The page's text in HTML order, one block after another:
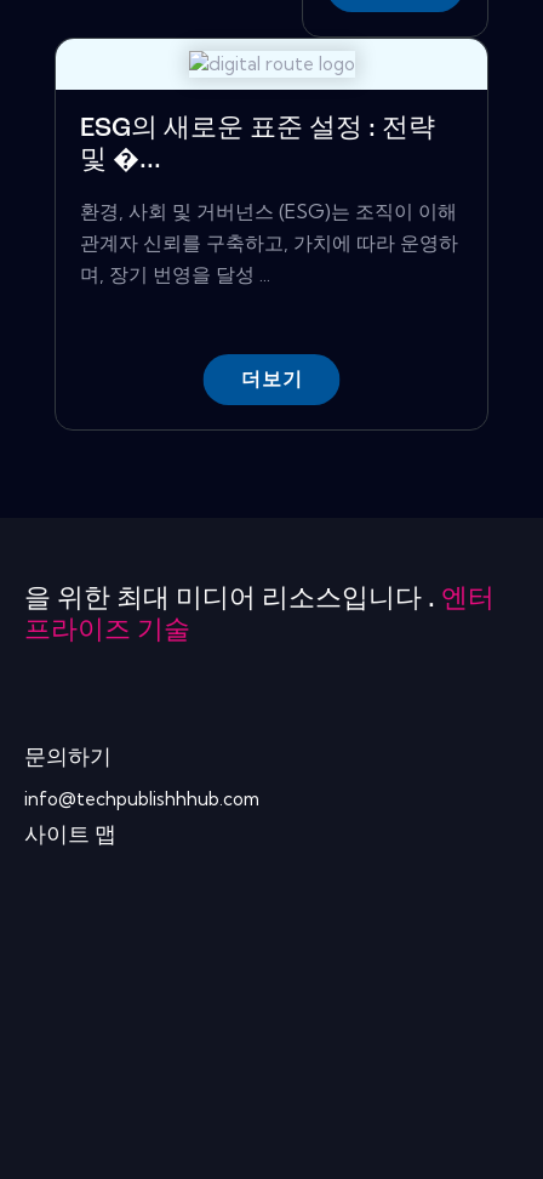
ESG의 새로운 표준 설정 : 전략
및 �...
환경, 사회 및 거버넌스 (ESG)는 조직이 이해
관계자 신뢰를 구축하고, 가치에 따라 운영하
며, 장기 번영을 달성 ...
더보기
을 위한 최대 미디어 리소스입니다 . 엔터
프라이즈 기술
문의하기
info@techpublishhhub.com
사이트 맵